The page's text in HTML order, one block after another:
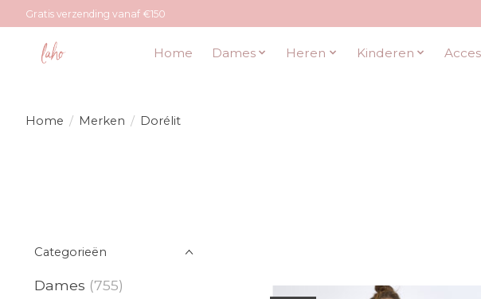
Gratis verzending vanaf €150
Home Dames Heren Kinderen
Home / Merken / Dorélit
Categorieën
Dames (755)